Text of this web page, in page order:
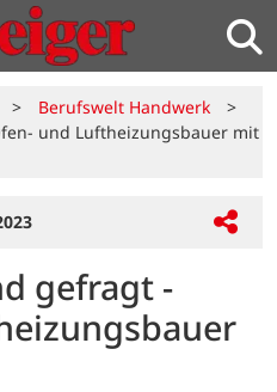
> Berufswelt Handwerk
>
und Luftheizungsbauer mit
gefragt -